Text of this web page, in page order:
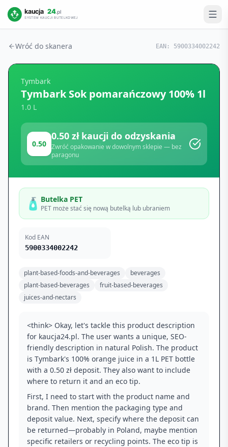
Wróć do skanera EAN: 5900334002242
Tymbark
Tymbark Sok pomarańczowy 100% 1l
1.0 L
0.50
0.50 zł kaucji do odzyskania
Zwróć opakowanie w dowolnym sklepie — bez
paragonu
🧴 Butelka PET
PET może stać się nową butelką lub ubraniem
Kod EAN
5900334002242
plant-based-foods-and-beverages
beverages
plant-based-beverages
fruit-based-beverages
juices-and-nectars
<think> Okay, let's tackle this product description
for kaucja24.pl. The user wants a unique, SEO-
friendly description in natural Polish. The product
is Tymbark's 100% orange juice in a 1L PET bottle
with a 0.50 zł deposit. They also want to include
where to return it and an eco tip.
First, I need to start with the product name and
brand. Then mention the packaging type and
deposit value. Next, specify where the deposit can
be returned—probably in Poland, maybe mention
specific retailers or recycling points. The eco tip is